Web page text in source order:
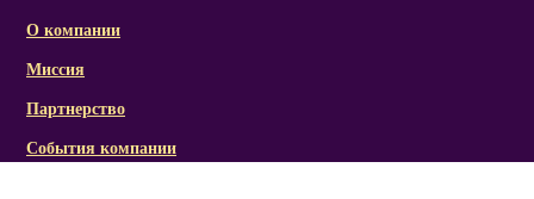
О компании
Миссия
Партнерство
События компании